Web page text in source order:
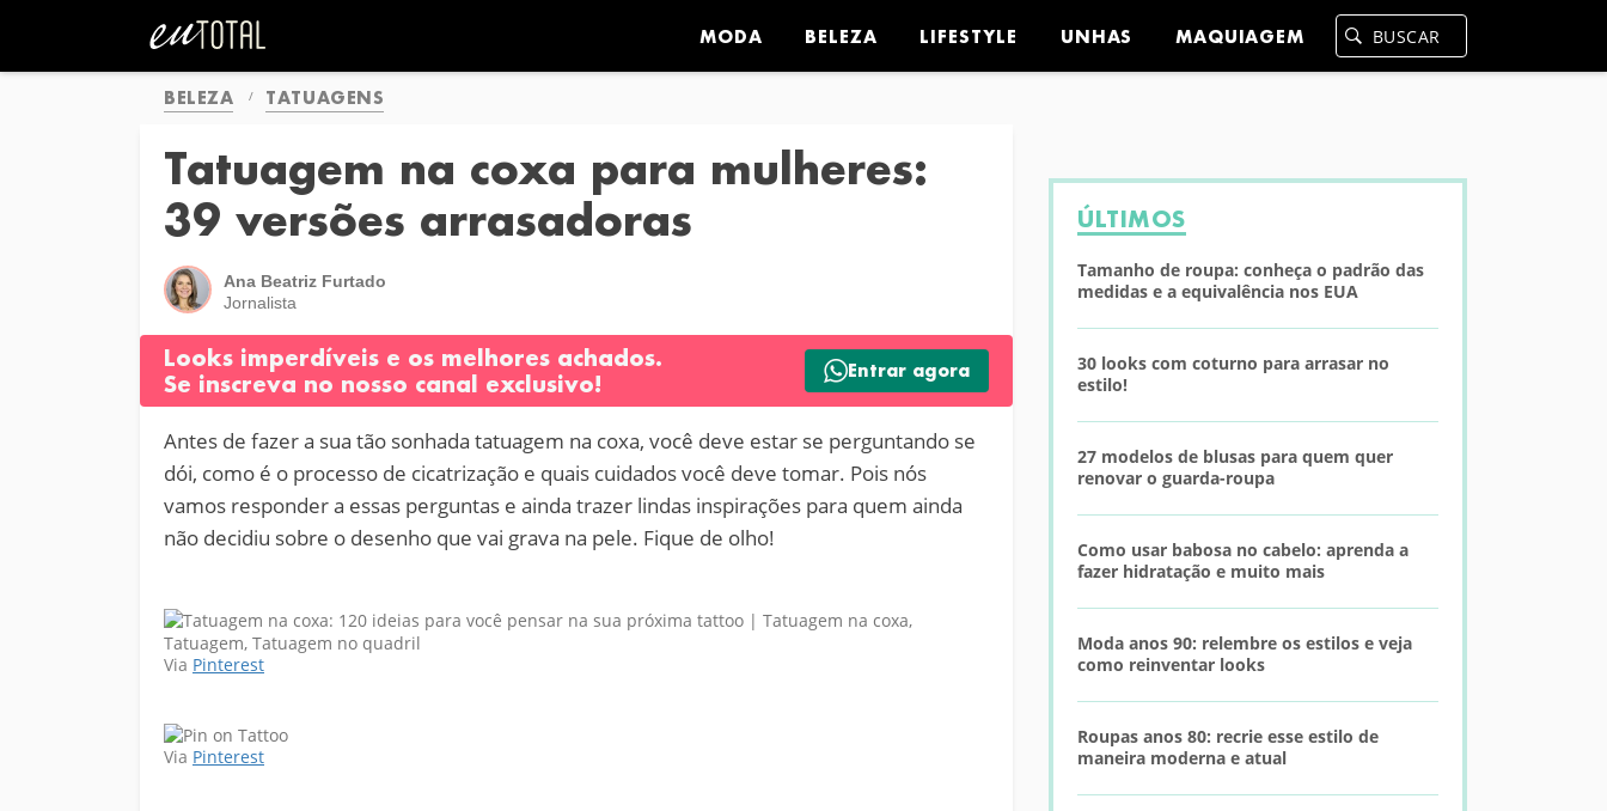
MODA BELEZA LIFESTYLE UNHAS MAQUIAGEM
BELEZA TATUAGENS
Tatuagem na coxa para mulheres:
39 versões arrasadoras
Ana Beatriz Furtado
Jornalista
Looks imperdíveis e os melhores achados.
Se inscreva no nosso canal exclusivo!
Entrar agora
Antes de fazer a sua tão sonhada tatuagem na coxa, você deve estar se perguntando se
dói, como é o processo de cicatrização e quais cuidados você deve tomar. Pois nós
vamos responder a essas perguntas e ainda trazer lindas inspirações para quem ainda
não decidiu sobre o desenho que vai grava na pele. Fique de olho!
Via Pinterest
Via Pinterest
ÚLTIMOS
Tamanho de roupa: conheça o padrão das
medidas e a equivalência nos EUA
30 looks com coturno para arrasar no
estilo!
27 modelos de blusas para quem quer
renovar o guarda-roupa
Como usar babosa no cabelo: aprenda a
fazer hidratação e muito mais
Moda anos 90: relembre os estilos e veja
como reinventar looks
Roupas anos 80: recrie esse estilo de
maneira moderna e atual